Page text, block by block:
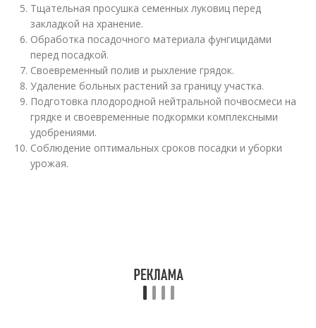
Тщательная просушка семенных луковиц перед
закладкой на хранение.
Обработка посадочного материала фунгицидами
перед посадкой.
Своевременный полив и рыхление грядок.
Удаление больных растений за границу участка.
Подготовка плодородной нейтральной почвосмеси на
грядке и своевременные подкормки комплексными
удобрениями.
Соблюдение оптимальных сроков посадки и уборки
урожая.